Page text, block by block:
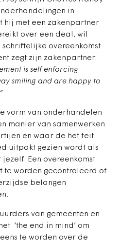
in
hij met een zakenpartner
over een deal, wil
schriftelijke overeenkomst
zegt zijn zakenpartner:
is self enforcing
smiling and are happy to
vorm van onderhandelen
manier van samenwerken
en waar de het feit
uitpakt gezien wordt als
Een overeenkomst
te worden gecontroleerd of
belangen
van gemeenten en
‘the end in mind’ om
te worden over de